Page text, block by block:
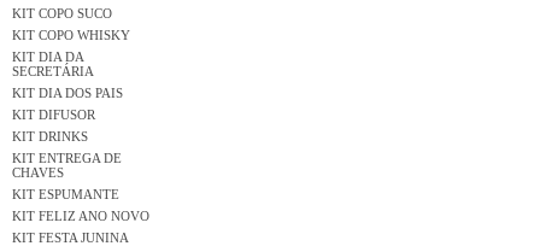
KIT COPO SUCO
KIT COPO WHISKY
KIT DIA DA
SECRETÁRIA
KIT DIA DOS PAIS
KIT DIFUSOR
KIT DRINKS
KIT ENTREGA DE
CHAVES
KIT ESPUMANTE
KIT FELIZ ANO NOVO
KIT FESTA JUNINA